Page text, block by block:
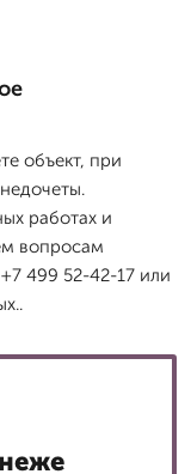
объект, при
работах и
вопросам
499 52-42-17 или